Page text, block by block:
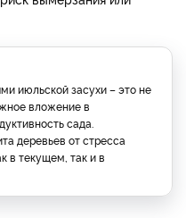
июльской засухи – это не
вложение в
сада.
деревьев от стресса
в текущем, так и в